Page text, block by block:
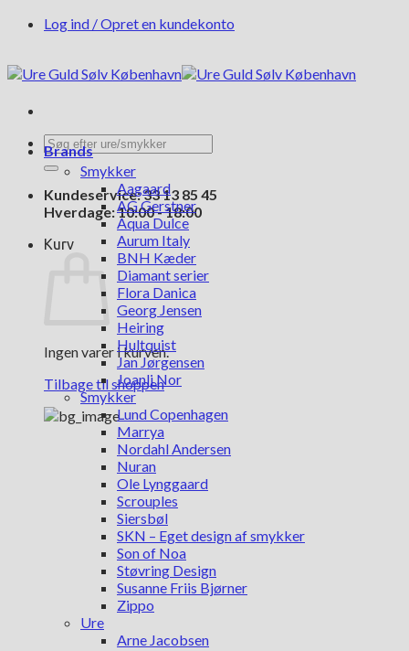
FortsætLog ind / Opret en kundekonto
Søg
efter:
Kundeservice: 33 13 85 45
Hverdage: 10:00 - 18:00
Kurv
Ingen varer i kurven.
Tilbage til shoppen
Brands
Smykker
Aagaard
AG Gerstner
Aqua Dulce
Aurum Italy
BNH Kæder
Diamant serier
Flora Danica
Georg Jensen
Heiring
Hultquist
Jan Jørgensen
Joanli Nor
Smykker
Lund Copenhagen
Marrya
Nordahl Andersen
Nuran
Ole Lynggaard
Scrouples
Siersbøl
SKN – Eget design af smykker
Son of Noa
Støvring Design
Susanne Friis Bjørner
Zippo
Ure
Arne Jacobsen